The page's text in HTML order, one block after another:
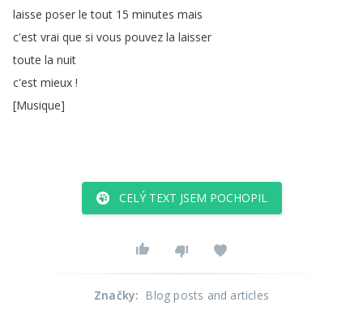
laisse poser le tout 15 minutes mais
c'est vrai que si vous pouvez la laisser
toute la nuit
c'est mieux !
[Musique]
CELÝ TEXT JSEM POCHOPIL
Značky: Blog posts and articles